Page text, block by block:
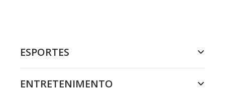
ESPORTES
ENTRETENIMENTO